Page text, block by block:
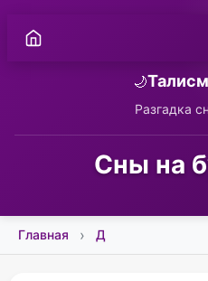
🌙
Разгадка
Сны на
Главная Д